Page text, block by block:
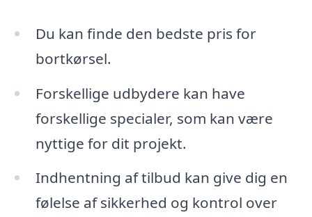
Du kan finde den bedste pris for
bortkørsel.
Forskellige udbydere kan have
forskellige specialer, som kan være
nyttige for dit projekt.
Indhentning af tilbud kan give dig en
følelse af sikkerhed og kontrol over